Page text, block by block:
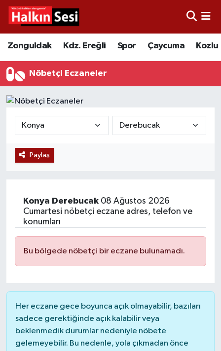
Zonguldak Kdz. Ereğli Spor Çaycuma Kozlu
Nöbetçi Eczaneler
Paylaş
Konya Derebucak08 Ağustos 2026
Cumartesi nöbetçi eczane adres, telefon ve
konumları
Bu bölgede nöbetçi bir eczane bulunamadı.
Her eczane gece boyunca açık olmayabilir, bazıları
sadece gerektiğinde açık kalabilir veya
beklenmedik durumlar nedeniyle nöbete
gelemeyebilir. Bu nedenle, yola çıkmadan önce
Video
Yazarlar
Çaycuma
KDZ. Ereğli
Alaplı
Asayiş
Karabük
Devrek
BİLİM VE TEKNOLOJİ
DUNYA
Merkez Hava Durumu
Merkez Trafik Yoğunluk Haritası
Tüm Manşetler
Son Dakika Haberleri